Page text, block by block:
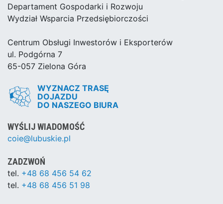
Departament Gospodarki i Rozwoju
Wydział Wsparcia Przedsiębiorczości
Centrum Obsługi Inwestorów i Eksporterów
ul. Podgórna 7
65-057 Zielona Góra
WYZNACZ TRASĘ
DOJAZDU
DO NASZEGO BIURA
WYŚLIJ WIADOMOŚĆ
coie@lubuskie.pl
ZADZWOŃ
tel. +48 68 456 54 62
tel. +48 68 456 51 98